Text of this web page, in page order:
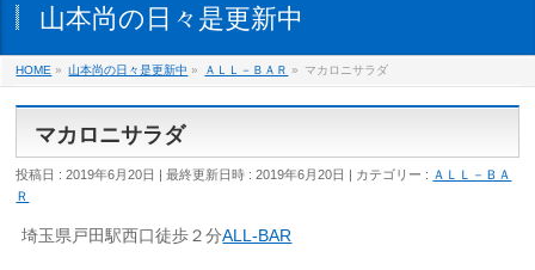
山本尚の日々是更新中
HOME » 山本尚の日々是更新中 » ＡＬＬ－ＢＡＲ » マカロニサラダ
マカロニサラダ
投稿日 : 2019年6月20日 最終更新日時 : 2019年6月20日 カテゴリー : ＡＬＬ－ＢＡ
Ｒ
埼玉県戸田駅西口徒歩２分ALL-BAR